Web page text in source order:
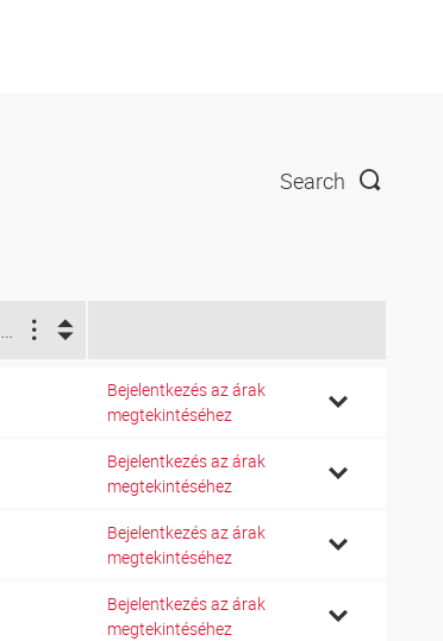
Search
Min. görbületi sugár (mm)
Bejelentkezés az árak
megtekintéséhez
Bejelentkezés az árak
megtekintéséhez
Bejelentkezés az árak
megtekintéséhez
Bejelentkezés az árak
megtekintéséhez